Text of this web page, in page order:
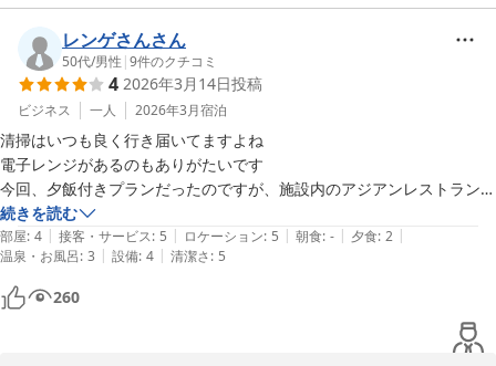
ベッセルイン高田馬場駅前（新宿・池袋）
2026-03-24
す。
少しでも多くのお客様に泊まって良かったと思って頂ける様に、ス
タッフ一同、一丸となって取り組んでおります。
今後も皆様に非日常な世界をご満喫頂けます様に、清潔感にも細心
の注意を払いまして維持をしてまいります。
これからもより良いサービスをご提供できますよう、従業員一同、
精進して参ります。
皆様のまたのお越しを心よりお待ち申し上げます。
ベッセルイン高田馬場駅前フロントチャン
ベッセルイン高田馬場駅前（新宿・池袋）
レンゲさんさん
50代/男性 |9件のクチコミ
4 2026年3月14日投稿
ビジネス 一人 2026年3月宿泊
清掃はいつも良く行き届いてますよね
電子レンジがあるのもありがたいです
今回、夕飯付きプランだったのですが、施設内のアジアンレストランで
お粥をテイクアウトしましたが、魅力的なmenuかなくて仕方なく選び
ました、味はまあまあです。シンプルにカレーとかの方がよっぽと良か
ったです。
昨今の宿泊料上昇でとても個人ではりようできないですね、出張でもだ
いぶ足でるくらい高いので、コスパはわるいですが、設備は良いです
続きを読む
部屋: 4 | 接客・サービス: 5 | ロケーション: 5 | 朝食: - | 夕食: 2 |
温泉・お風呂: 3 | 設備: 4 | 清潔さ: 5
260